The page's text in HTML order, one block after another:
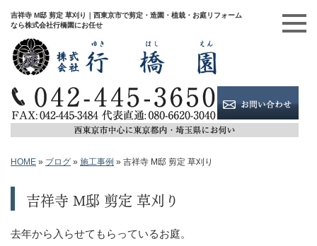
吉祥寺 M邸 剪定 草刈り｜西東京市で剪定・造園・植栽・お庭リフォーム
なら株式会社行橋園にお任せ
HOME » ブログ » 施工事例 » 吉祥寺 M邸 剪定 草刈り
吉祥寺 M邸 剪定 草刈り
去年から入らせてもらっているお庭。